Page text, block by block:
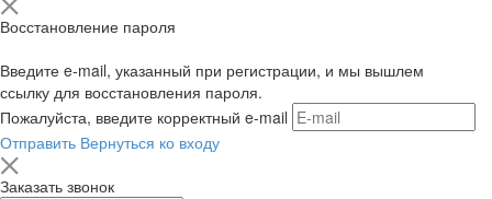
Восстановление пароля
Введите e-mail, указанный при регистрации, и мы вышлем
ссылку для восстановления пароля.
Пожалуйста, введите корректный e-mail
Отправить Вернуться ко входу
Заказать звонок